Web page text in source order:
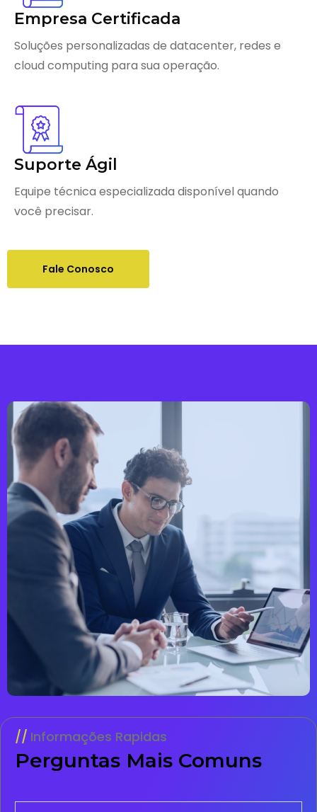
Empresa Certificada
Soluções personalizadas de datacenter, redes e
cloud computing para sua operação.
Suporte Ágil
Equipe técnica especializada disponível quando
você precisar.
Fale Conosco
Informações Rapidas
Perguntas Mais Comuns